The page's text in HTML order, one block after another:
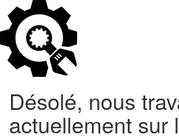
Désolé, nous
actuellement sur